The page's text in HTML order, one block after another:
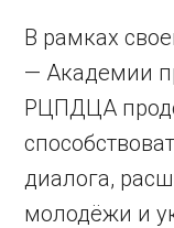
В рамках
— Академии
РЦПДЦА
диалога,
молодёжи и